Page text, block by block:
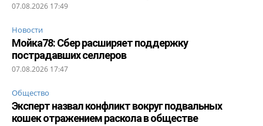
07.08.2026 17:49
Новости
Мойка78: Сбер расширяет поддержку
пострадавших селлеров
07.08.2026 17:47
Общество
Эксперт назвал конфликт вокруг подвальных
кошек отражением раскола в обществе